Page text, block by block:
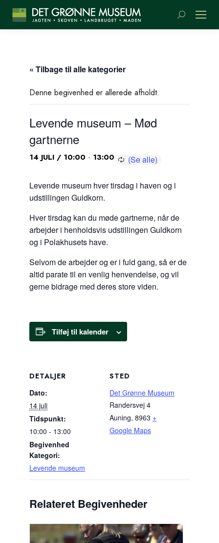
Søge:
« Tilbage til alle kategorier
Denne begivenhed er allerede afholdt.
Levende museum – Mød
gartnerne
14 JULI / 10:00 - 13:00
Levende museum hver tirsdag i haven og i
udstillingen Guldkorn.
Hver tirsdag kan du møde gartnerne, når de
arbejder i henholdsvis udstillingen Guldkorn
og i Polakhusets have.
Selvom de arbejder og er i fuld gang, så er de
altid parate til en venlig henvendelse, og vil
gerne bidrage med deres store viden.
Tilføj til kalender
DETALJER
Dato:
14 juli
Tidspunkt:
10:00 - 13:00
Begivenhed
Kategori:
Levende museum
STED
Det Grønne Museum
Randersvej 4
Auning, 8963 +
Google Maps
Relateret Begivenheder